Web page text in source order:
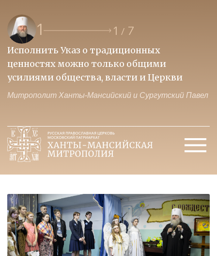
1 1 / 7
Исполнить Указ о традиционных
ценностях можно только общими
усилиями общества, власти и Церкви
Митрополит Ханты-Мансийский и Сургутский Павел